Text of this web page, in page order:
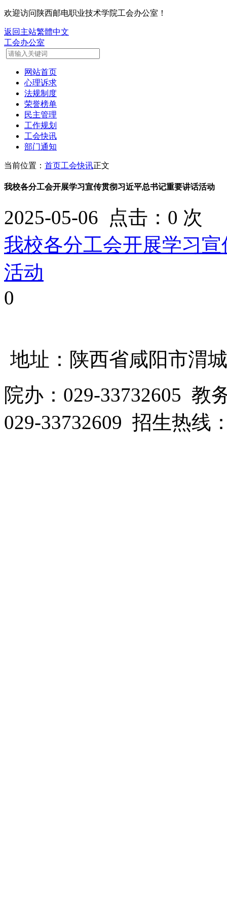
欢迎访问陕西邮电职业技术学院工会办公室！
返回主站繁體中文
工会办公室
网站首页
心理诉求
法规制度
荣誉榜单
民主管理
工作规划
工会快讯
部门通知
当前位置： 首页工会快讯正文
我校各分工会开展学习宣传贯彻习近平总书记重要讲话活动
2025-05-06 点击： 0 次
我校各分工会开展学习
活动
0
地址：陕西省咸阳市渭
院办：029-33732605 教
029-33732609 招生热线